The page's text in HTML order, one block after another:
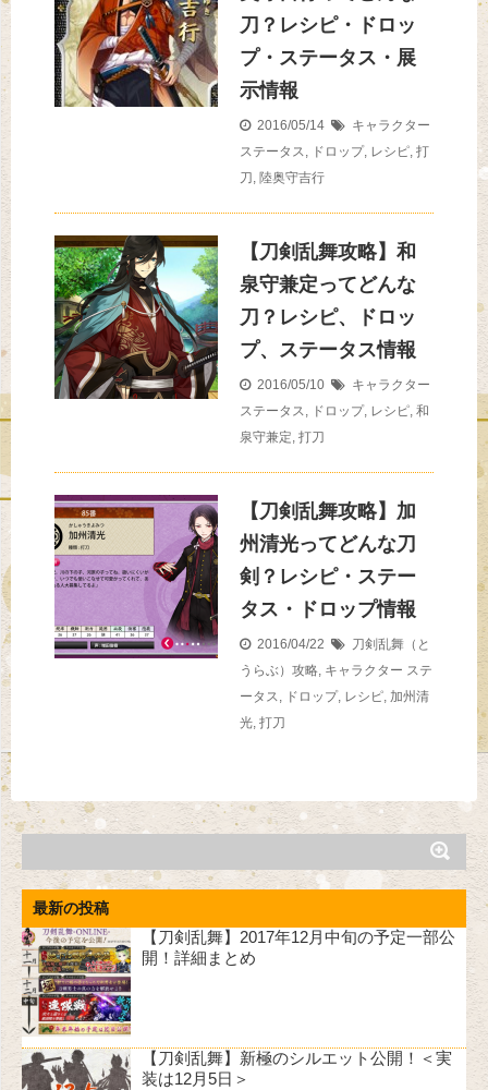
刀？レシピ・ドロッ
プ・ステータス・展
示情報
2016/05/14
キャラクター
ステータス, ドロップ, レシピ, 打
刀 , 陸奥守吉行
【刀剣乱舞攻略】和
泉守兼定ってどんな
刀？レシピ、ドロッ
プ、ステータス情報
2016/05/10
キャラクター
ステータス, ドロップ, レシピ, 和
泉守兼定, 打刀
【刀剣乱舞攻略】加
州清光ってどんな刀
剣？レシピ・ステー
タス・ドロップ情報
2016/04/22
刀剣乱舞（と
うらぶ）攻略, キャラクター ステ
ータス, ドロップ, レシピ, 加州清
光, 打刀
最新の投稿
【刀剣乱舞】2017年12月中旬の予定一部公
開！詳細まとめ
【刀剣乱舞】新極のシルエット公開！＜実
装は12月5日＞